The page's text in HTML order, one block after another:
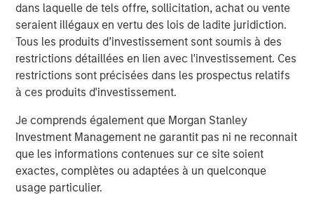
dans laquelle de tels offre, sollicitation, achat ou vente
seraient illégaux en vertu des lois de ladite juridiction.
Tous les produits d’investissement sont soumis à des
restrictions détaillées en lien avec l'investissement. Ces
restrictions sont précisées dans les prospectus relatifs
à ces produits d'investissement.
Je comprends également que Morgan Stanley
Investment Management ne garantit pas ni ne reconnait
que les informations contenues sur ce site soient
exactes, complètes ou adaptées à un quelconque
usage particulier.
manufacturer of rigid plastic solutions. Comar has a
longstanding reputation for developing creative, industry-
compliant packaging and dispensing solutions for
customers who count on them for quality-driven
engineering and manufacturing. Comar is now better
positioned with this acquisition and other recent
1 and 2 medical and healthcare consumables, which is
experiencing favorable tailwinds from the adoption of
disposables, an aging population, and increased
outsourcing.